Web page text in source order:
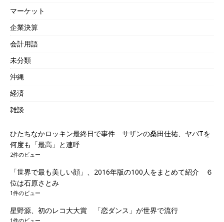
マーケット
企業決算
会計用語
未分類
沖縄
経済
雑談
ひたちなかロッキン最終日で事件 サザンの桑田佳祐、ヤバTを
何度も「最高」と連呼
2件のビュー
「世界で最も美しい顔」、2016年版の100人をまとめて紹介 ６
位は石原さとみ
1件のビュー
星野源、初のレコ大大賞 「恋ダンス」が世界で流行
1件のビュー